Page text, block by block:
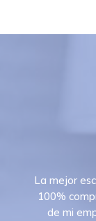
La mejor
100%
de mi